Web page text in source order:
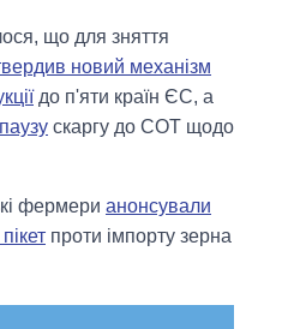
що для зняття
новий механізм
до п'яти країн ЄС, а
скаргу до СОТ щодо
фермери анонсували
проти імпорту зерна